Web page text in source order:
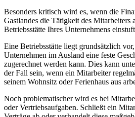
Besonders kritisch wird es, wenn die
Gastlandes die Tätigkeit des Mitarbeiters
Betriebsstätte Ihres Unternehmens
Eine Betriebsstätte liegt grundsätzlich
Unternehmen im Ausland eine feste
zugerechnet werden kann. Dies kann
der Fall sein, wenn ein Mitarbeiter
seinem Wohnsitz oder Ferienhaus aus
Noch problematischer wird es bei
oder Vertriebsaufgaben. Schließt ein